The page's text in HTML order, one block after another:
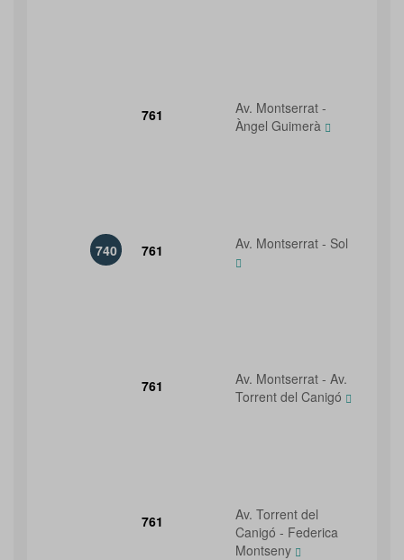
761
Av. Montserrat -
Àngel Guimerà
740 761 Av. Montserrat - Sol
761
Av. Montserrat - Av.
Torrent del Canigó
761
Av. Torrent del
Canigó - Federica
Montseny